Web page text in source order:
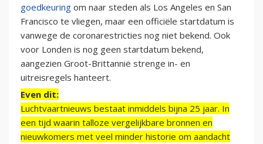
goedkeuring om naar steden als Los Angeles en San
Francisco te vliegen, maar een officiële startdatum is
vanwege de coronarestricties nog niet bekend. Ook
voor Londen is nog geen startdatum bekend,
aangezien Groot-Brittannië strenge in- en
uitreisregels hanteert.
Even dit:
Luchtvaartnieuws bestaat inmiddels bijna 25 jaar. In
een tijd waarin talloze vergelijkbare bronnen en
nieuwkomers met veel minder historie om aandacht